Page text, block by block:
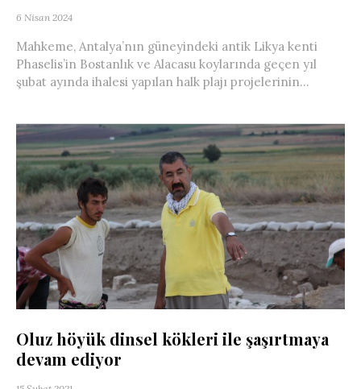
6 Nisan 2024
Mahkeme, Antalya’nın güneyindeki antik Likya kenti
Phaselis’in Bostanlık ve Alacasu koylarında geçen yıl
şubat ayında ihalesi yapılan halk plajı projelerinin...
Oluz höyük dinsel kökleri ile şaşırtmaya
devam ediyor